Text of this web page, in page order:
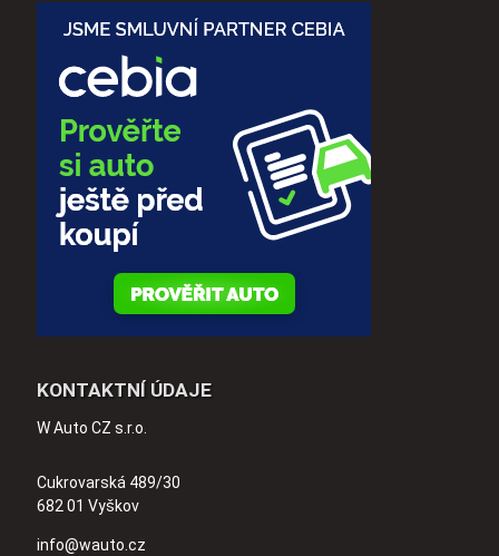
KONTAKTNÍ ÚDAJE
W Auto CZ s.r.o.
Cukrovarská 489/30
682 01 Vyškov
info@wauto.cz